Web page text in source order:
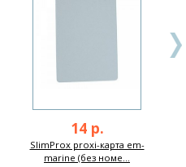
14 р.
SlimProx proxi-карта em-
marine (без номе...